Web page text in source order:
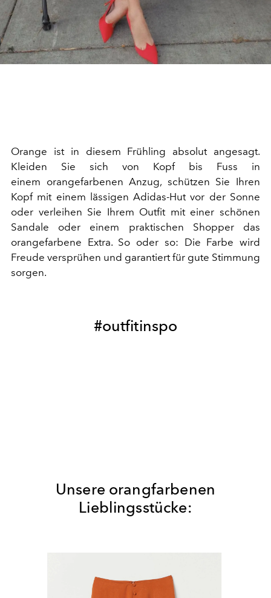
Orange ist in diesem Frühling absolut angesagt.
Kleiden Sie sich von Kopf bis Fuss in
einem orangefarbenen Anzug, schützen Sie Ihren
Kopf mit einem lässigen Adidas-Hut vor der Sonne
oder verleihen Sie Ihrem Outfit mit einer schönen
Sandale oder einem praktischen Shopper das
orangefarbene Extra. So oder so: Die Farbe wird
Freude versprühen und garantiert für gute Stimmung
sorgen.
#outfitinspo
Unsere orangfarbenen
Lieblingsstücke: